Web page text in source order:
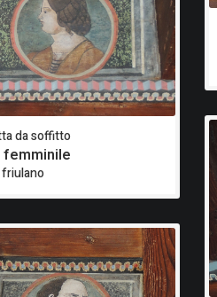
da soffitto
femminile